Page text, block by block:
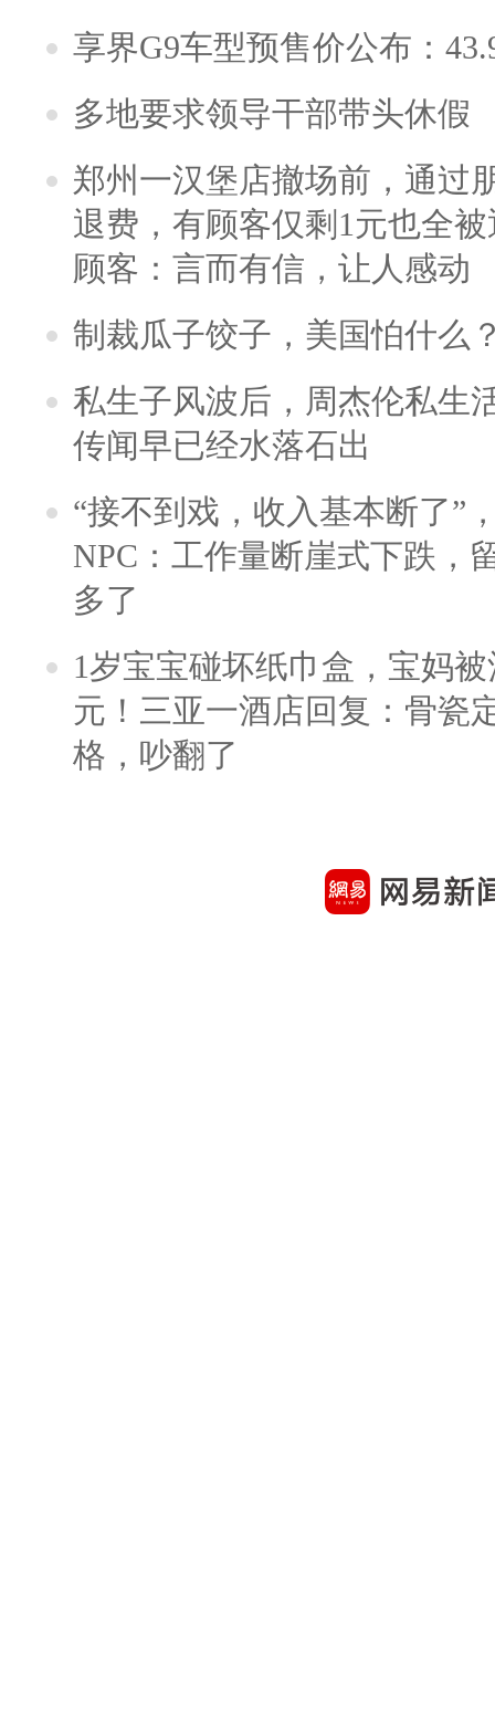
享界G9车型预售价公布：
多地要求领导干部带头休假
郑州一汉堡店撤场前，通过
退费，有顾客仅剩1元也全
顾客：言而有信，让人感动
制裁瓜子饺子，美国怕什么
私生子风波后，周杰伦私生
传闻早已经水落石出
“接不到戏，收入基本断了”
NPC：工作量断崖式下跌，
多了
1岁宝宝碰坏纸巾盒，宝妈
元！三亚一酒店回复：骨瓷
格，吵翻了